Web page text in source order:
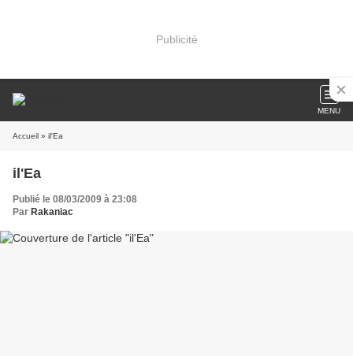
Publicité
MENU
Accueil » il'Ea
il'Ea
Publié le 08/03/2009 à 23:08
Par Rakaniac